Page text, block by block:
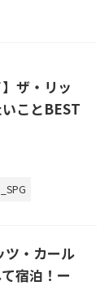
ザ・リッ
ことBEST
ツ・カール
宿泊！ー